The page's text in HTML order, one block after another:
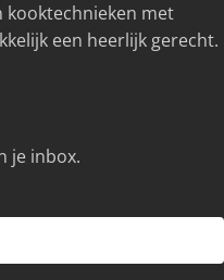
kooktechnieken met
een heerlijk gerecht.
je inbox.